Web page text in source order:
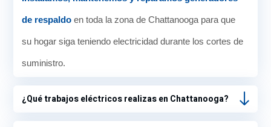
de respaldo en toda la zona de Chattanooga para que
su hogar siga teniendo electricidad durante los cortes de
suministro.
¿Qué trabajos eléctricos realizas en Chattanooga?